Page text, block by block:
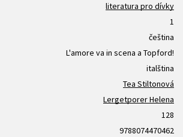
literatura pro dívky
1
čeština
L'amore va in scena a Topford!
italština
Tea Stiltonová
Lergetporer Helena
128
9788074470462